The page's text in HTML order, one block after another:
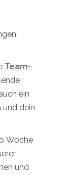
Team-
ein
dein
Woche
und